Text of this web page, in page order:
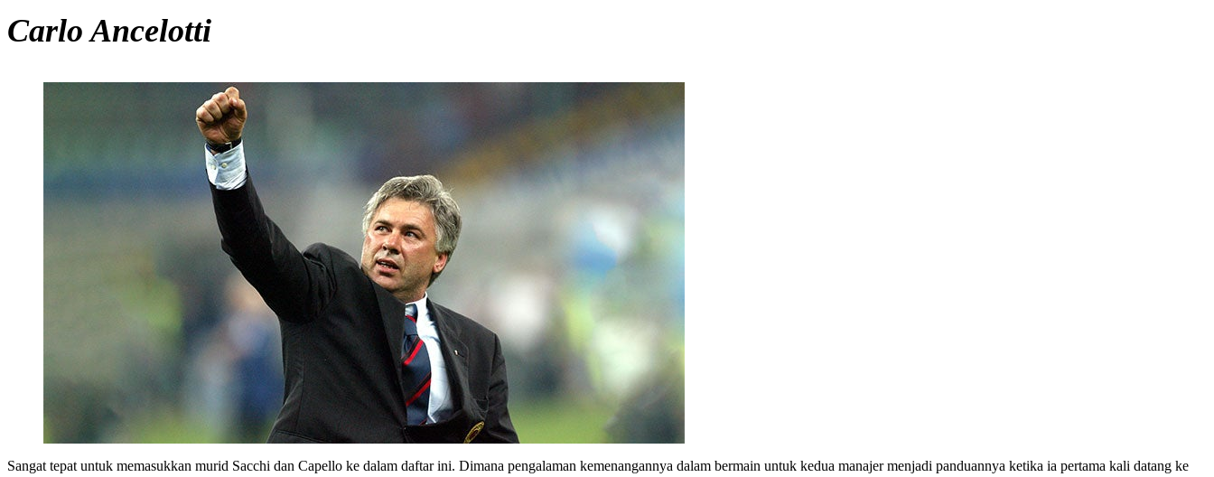
Carlo Ancelotti
Sangat tepat untuk memasukkan murid Sacchi dan Capello ke dalam daftar ini. Dimana pengalaman kemenangannya dalam bermain untuk kedua manajer menjadi panduannya ketika ia pertama kali datang ke